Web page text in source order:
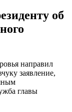
об
направил
заявление,
главы